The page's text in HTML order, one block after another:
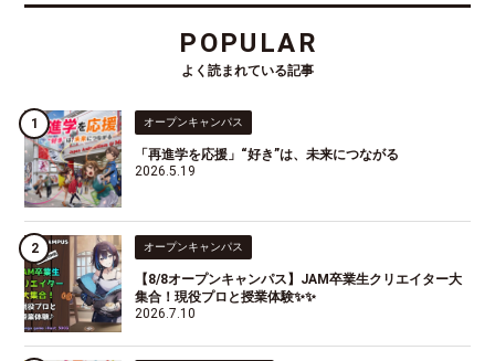
POPULAR
よく読まれている記事
オープンキャンパス
「再進学を応援」“好き”は、未来につながる
2026.5.19
オープンキャンパス
【8/8オープンキャンパス】JAM卒業生クリエイター大
集合！現役プロと授業体験✨✨
2026.7.10